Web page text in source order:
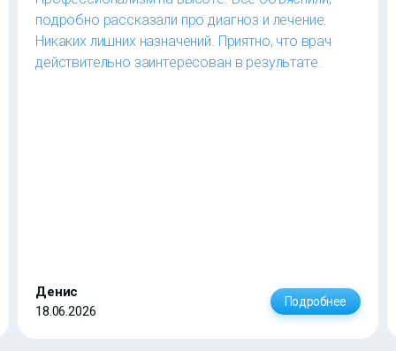
подробно рассказали про диагноз и лечение.
Никаких лишних назначений. Приятно, что врач
действительно заинтересован в результате.
Денис
18.06.2026
Подробнее